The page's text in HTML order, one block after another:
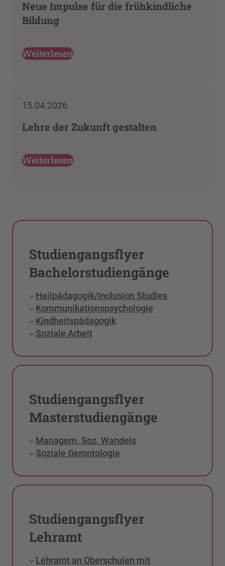
Neue Impulse für die frühkindliche
Bildung
Weiterlesen
15.04.2026
Lehre der Zukunft gestalten
Weiterlesen
Studiengangsflyer
Bachelorstudiengänge
Heilpädagogik/Inclusion Studies
Kommunikationspsychologie
Kindheitspädagogik
Soziale Arbeit
Studiengangsflyer
Masterstudiengänge
Managem. Soz. Wandels
Soziale Gerontologie
Studiengangsflyer
Lehramt
Lehramt an Oberschulen mit